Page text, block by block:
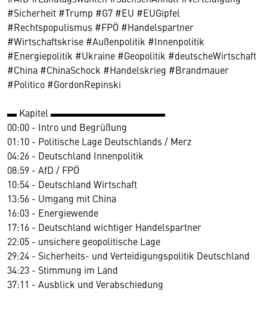
#Sicherheit #Trump #G7 #EU #EUGipfel
#Rechtspopulismus #FPÖ #Handelspartner
#Wirtschaftskrise #Außenpolitik #Innenpolitik
#Energiepolitik #Ukraine #Geopolitik #deutscheWirtschaft
#China #ChinaSchock #Handelskrieg #Brandmauer
#Politico #GordonRepinski
▬ Kapitel ▬▬▬▬▬▬▬▬▬▬▬▬
00:00 - Intro und Begrüßung
01:10 - Politische Lage Deutschlands / Merz
04:26 - Deutschland Innenpolitik
08:59 - AfD / FPÖ
10:54 - Deutschland Wirtschaft
13:56 - Umgang mit China
16:03 - Energiewende
17:16 - Deutschland wichtiger Handelspartner
22:05 - unsichere geopolitische Lage
29:24 - Sicherheits- und Verteidigungspolitik Deutschland
34:23 - Stimmung im Land
37:11 - Ausblick und Verabschiedung